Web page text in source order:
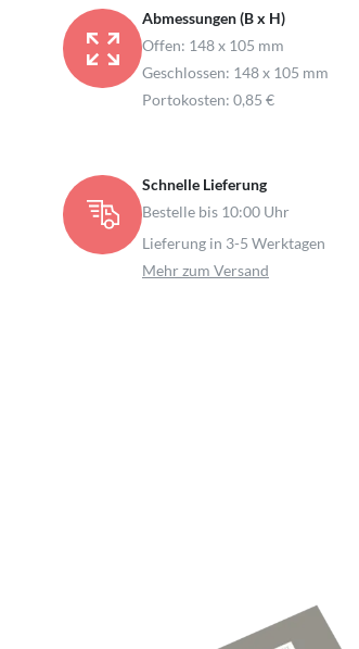
Abmessungen (B x H)
Offen: 148 x 105 mm
Geschlossen: 148 x 105 mm
Portokosten: 0,85 €
Schnelle Lieferung
Bestelle bis 10:00 Uhr
Lieferung in 3-5 Werktagen
Mehr zum Versand